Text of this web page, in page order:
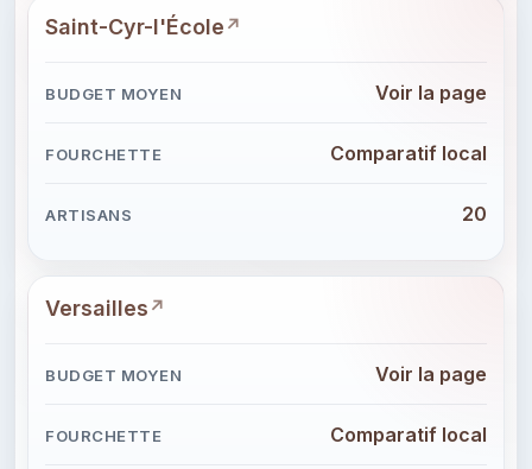
Saint-Cyr-l'École
Voir la page
Comparatif local
20
Versailles
Voir la page
Comparatif local